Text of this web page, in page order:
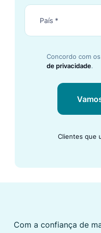
Concordo com os
de privacidade.
Clientes que
Com a confiança de